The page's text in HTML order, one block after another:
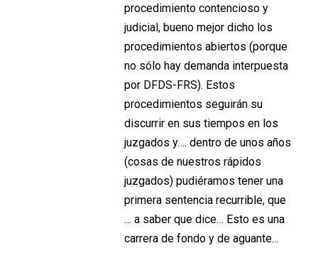
procedimiento contencioso y
judicial, bueno mejor dicho los
procedimientos abiertos (porque
no sólo hay demanda interpuesta
por DFDS-FRS). Estos
procedimientos seguirán su
discurrir en sus tiempos en los
juzgados y…. dentro de unos años
(cosas de nuestros rápidos
juzgados) pudiéramos tener una
primera sentencia recurrible, que
… a saber que dice… Esto es una
carrera de fondo y de aguante…